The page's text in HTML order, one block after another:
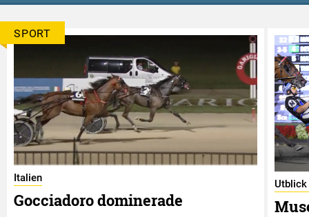
SPORT
Italien
Gocciadoro dominerade
Utblick